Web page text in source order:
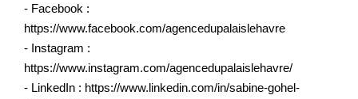
- Facebook :
https://www.facebook.com/agencedupalaislehavre
- Instagram :
https://www.instagram.com/agencedupalaislehavre/
- LinkedIn : https://www.linkedin.com/in/sabine-gohel-